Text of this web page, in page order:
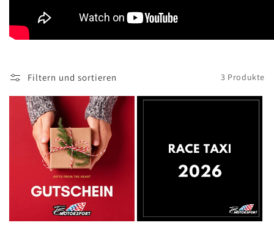
Filtern und sortieren 3 Produkte